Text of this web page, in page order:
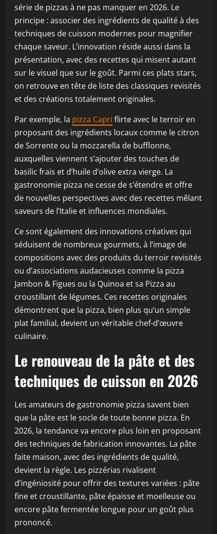
série de pizzas à ne pas manquer en 2026. Le
principe : associer des ingrédients de qualité à des
techniques de cuisson modernes pour magnifier
chaque saveur. L’innovation réside aussi dans la
présentation, avec des recettes qui misent autant
sur le visuel que sur le goût. Parmi ces plats stars,
on retrouve en tête de liste des classiques revisités
et des créations totalement originales.
Par exemple, la pizza Capri flirte avec le terroir en
proposant des ingrédients locaux comme le citron
de Sorrente ou la mozzarella de bufflonne,
auxquelles viennent s’ajouter des touches de
basilic frais et d’huile d’olive extra vierge. La
gastronomie pizza ne cesse de s’étendre et offre
de nouvelles perspectives avec des recettes mêlant
saveurs de l’Italie et influences mondiales.
Ce sont également des innovations créatives qui
séduisent de nombreux gourmets, à l’image de
compositions avec des produits du terroir revisités
ou d’associations audacieuses comme la pizza
Jambon & Figues ou la Quinoa et sa Pizza au
croustillant de légumes. Ces recettes originales
démontrent que la pizza, bien plus qu’un simple
plat familial, devient un véritable chef-d’œuvre
culinaire.
Le renouveau de la pâte et des
techniques de cuisson en 2026
Les amateurs de gastronomie pizza savent bien
que la pâte est le socle de toute bonne pizza. En
2026, la tendance va encore plus loin en proposant
des techniques de fabrication innovantes. La pâte
faite maison, avec des ingrédients de qualité,
devient la règle. Les pizzérias rivalisent
d’ingéniosité pour offrir des textures variées : pâte
fine et croustillante, pâte épaisse et moelleuse ou
encore pâte fermentée longue pour un goût plus
prononcé.